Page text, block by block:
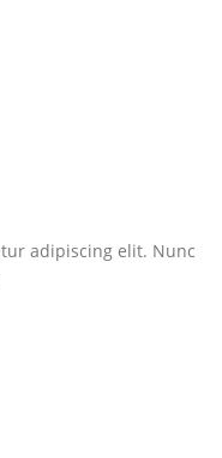
adipiscing elit. Nunc